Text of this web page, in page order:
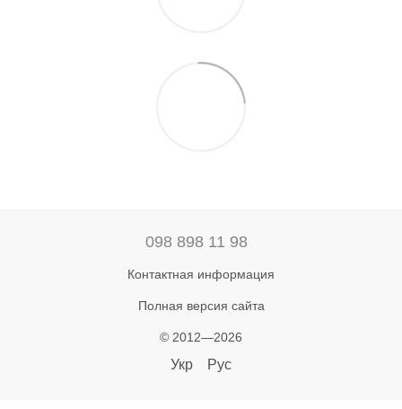
098 898 11 98
Контактная информация
Полная версия сайта
© 2012—2026
Укр Рус